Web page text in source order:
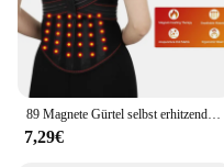
89 Magnete Gürtel selbst erhitzende Therapie Gürtels chutz lindern Schulter schmerzen warme Rückens ch ulter Weste Rückens tützen
7,29€